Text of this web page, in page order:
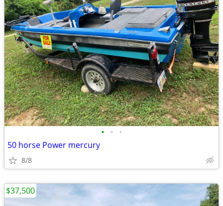
• • •
50 horse Power mercury
8/8
$37,500